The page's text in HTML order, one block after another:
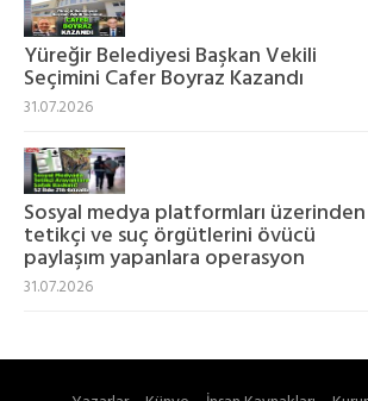
Yüreğir Belediyesi Başkan Vekili
Seçimini Cafer Boyraz Kazandı
31.07.2026
Sosyal medya platformları üzerinden
tetikçi ve suç örgütlerini övücü
paylaşım yapanlara operasyon
31.07.2026